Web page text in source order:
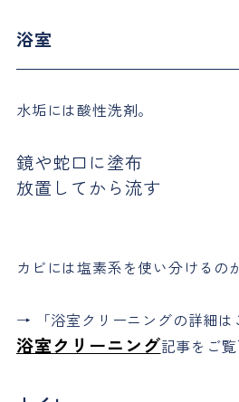
浴室
水垢には酸性洗剤。
鏡や蛇口に塗布
放置してから流す
カビには塩素系を使い分けるの
→ 「浴室クリーニングの詳細は
浴室クリーニング記事をご覧